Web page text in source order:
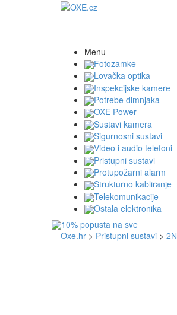
Menu
Fotozamke
Lovačka optika
Inspekcijske kamere
Potrebe dimnjaka
OXE Power
Sustavi kamera
Sigurnosni sustavi
Video i audio telefoni
Pristupni sustavi
Protupožarni alarm
Strukturno kabliranje
Telekomunikacije
Ostala elektronika
Oxe.hr > Pristupni sustavi > 2N